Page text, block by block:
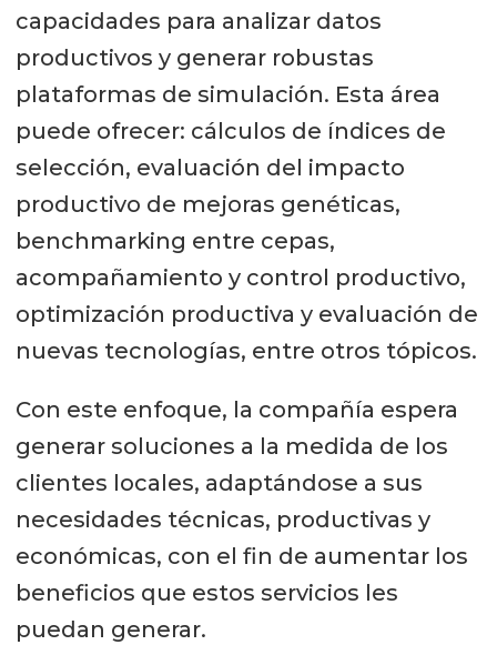
capacidades para analizar datos
productivos y generar robustas
plataformas de simulación. Esta área
puede ofrecer: cálculos de índices de
selección, evaluación del impacto
productivo de mejoras genéticas,
benchmarking entre cepas,
acompañamiento y control productivo,
optimización productiva y evaluación de
nuevas tecnologías, entre otros tópicos.
Con este enfoque, la compañía espera
generar soluciones a la medida de los
clientes locales, adaptándose a sus
necesidades técnicas, productivas y
económicas, con el fin de aumentar los
beneficios que estos servicios les
puedan generar.